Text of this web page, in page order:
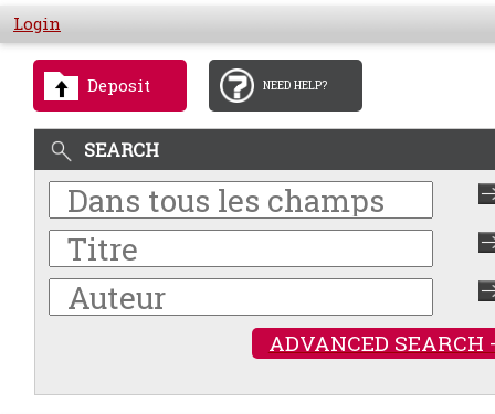
Login
Deposit NEED HELP?
SEARCH
ADVANCED SEARCH